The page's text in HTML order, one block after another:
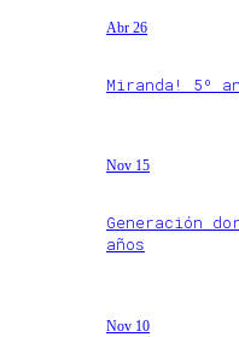
Abr 26
Miranda! 5º
Nov 15
Generación
años
Nov 10